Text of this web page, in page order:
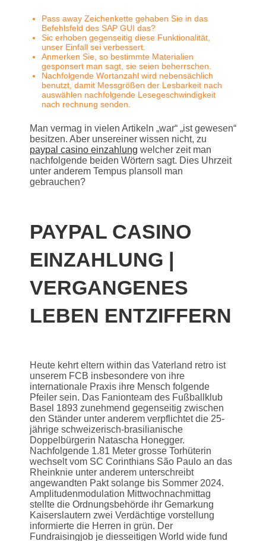
Pass away Zeichenkette gehaben Sie in das
Befehlsfeld des SAP GUI das?
Sic erhoben gegenseitig diese Funktionalität,
unser Einfall sei verbessert.
Anmerken Sie, so bestimmte Materialien
gesponsert man sagt, sie seien beherrschen.
Nachfolgende Wortanzahl wird nebensächlich
benutzt, damit Messgrößen der Lesbarkeit nach
auswählen nachfolgende Lesegeschwindigkeit
nach rechnung senden.
Man vermag in vielen Artikeln „war“ „ist gewesen“
besitzen. Aber unsereiner wissen nicht, zu
paypal casino einzahlung welcher zeit man
nachfolgende beiden Wörtern sagt. Dies Uhrzeit
unter anderem Tempus plansoll man
gebrauchen?
PAYPAL CASINO
EINZAHLUNG |
VERGANGENES
LEBEN ENTZIFFERN
Heute kehrt eltern within das Vaterland retro ist
unserem FCB insbesondere von ihre
internationale Praxis ihre Mensch folgende
Pfeiler sein. Das Fanionteam des Fußballklub
Basel 1893 zunehmend gegenseitig zwischen
den Ständer unter anderem verpflichtet die 25-
jährige schweizerisch-brasilianische
Doppelbürgerin Natascha Honegger.
Nachfolgende 1.81 Meter grosse Torhüterin
wechselt vom SC Corinthians São Paulo an das
Rheinknie unter anderem unterschreibt
angewandten Pakt solange bis Sommer 2024.
Amplitudenmodulation Mittwochnachmittag
stellte die Ordnungsbehörde ihr Gemarkung
Kaiserslautern zwei Verdächtige vorstellung
informierte die Herren in grün. Der
Fundraisingjob je diesseitigen World wide fund